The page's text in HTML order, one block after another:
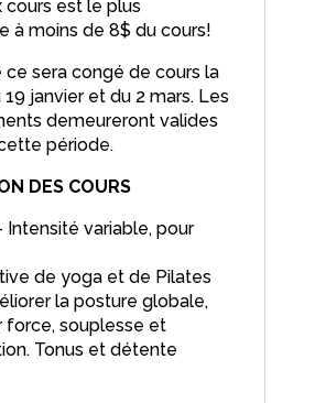
est le plus
à moins de 8$ du cours!
ce sera congé de cours la
janvier et du 2 mars. Les
demeureront valides
période.
DES COURS
Intensité variable, pour
de yoga et de Pilates
la posture globale,
souplesse et
Tonus et détente